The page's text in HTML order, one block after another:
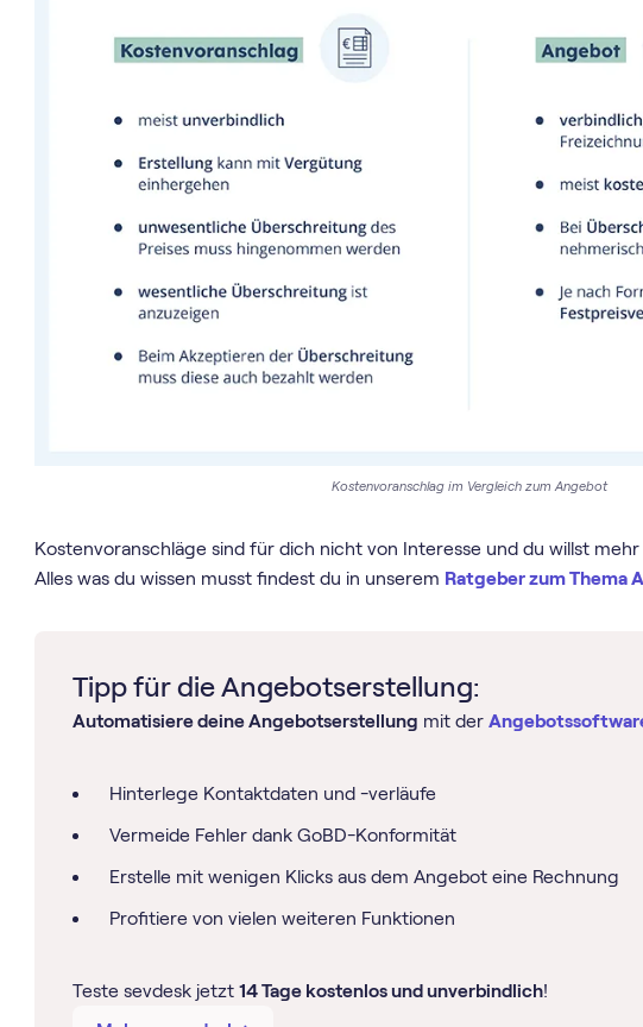
Kostenvoranschlag im Vergleich zum Angebot
Kostenvoranschläge sind für dich nicht von Interesse und du willst
Alles was du wissen musst findest du in unserem Ratgeber zum Thema
Tipp für die Angebotserstellung:
Automatisiere deine Angebotserstellung mit der
Hinterlege Kontaktdaten und -verläufe
Vermeide Fehler dank GoBD-Konformität
Erstelle mit wenigen Klicks aus dem Angebot eine Rechnung
Profitiere von vielen weiteren Funktionen
Teste sevdesk jetzt 14 Tage kostenlos und unverbindlich!